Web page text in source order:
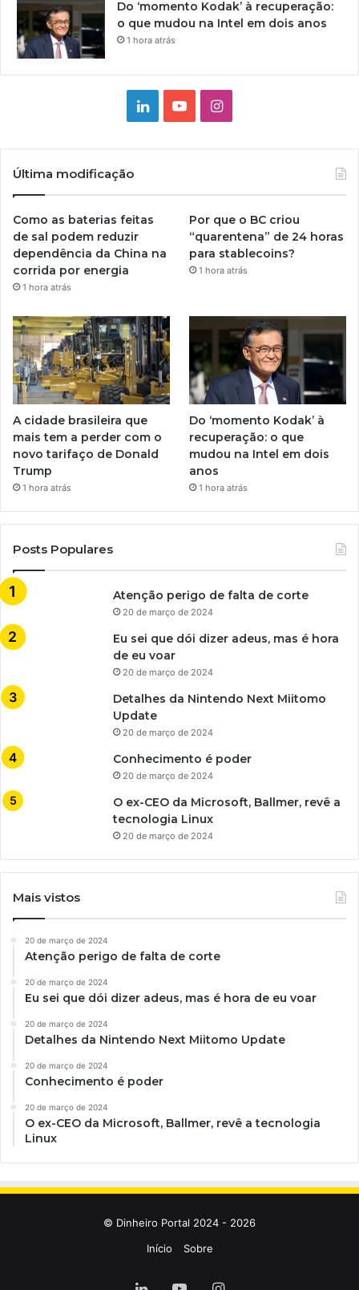
Do ‘momento Kodak’ à recuperação:
o que mudou na Intel em dois anos
1 hora atrás
LinkedinYouTubeInstagram
Última modificação
Como as baterias feitas
de sal podem reduzir
dependência da China na
corrida por energia
1 hora atrás
Por que o BC criou
“quarentena” de 24 horas
para stablecoins?
1 hora atrás
A cidade brasileira que
mais tem a perder com o
novo tarifaço de Donald
Trump
1 hora atrás
Do ‘momento Kodak’ à
recuperação: o que
mudou na Intel em dois
anos
1 hora atrás
Posts Populares
Atenção perigo de falta de corte
20 de março de 2024
Eu sei que dói dizer adeus, mas é hora
de eu voar
20 de março de 2024
Detalhes da Nintendo Next Miitomo
Update
20 de março de 2024
Conhecimento é poder
20 de março de 2024
O ex-CEO da Microsoft, Ballmer, revê a
tecnologia Linux
20 de março de 2024
Mais vistos
20 de março de 2024
Atenção perigo de falta de corte
20 de março de 2024
Eu sei que dói dizer adeus, mas é hora de eu voar
20 de março de 2024
Detalhes da Nintendo Next Miitomo Update
20 de março de 2024
Conhecimento é poder
20 de março de 2024
O ex-CEO da Microsoft, Ballmer, revê a tecnologia
Linux
© Dinheiro Portal 2024 - 2026
Início
Sobre